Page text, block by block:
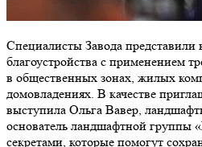
Специалисты Завода
благоустройства с применением
в общественных зонах, жилых
домовладениях. В качестве
выступила Ольга Вавер,
основатель ландшафтной группы
секретами, которые помогут